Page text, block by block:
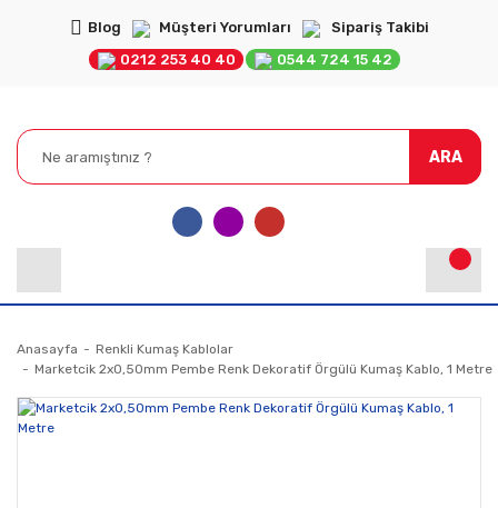
Blog Müşteri Yorumları
Sipariş Takibi
0212 253 40 40
0544 724 15 42
ARA
Anasayfa
Renkli Kumaş Kablolar
Marketcik 2x0,50mm Pembe Renk Dekoratif Örgülü Kumaş Kablo, 1 Metre